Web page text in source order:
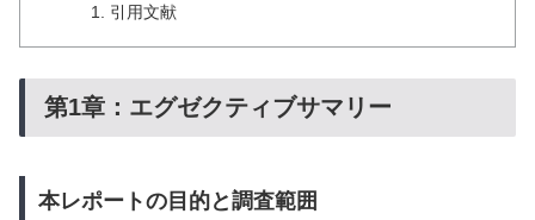
引用文献
第1章：エグゼクティブサマリー
本レポートの目的と調査範囲